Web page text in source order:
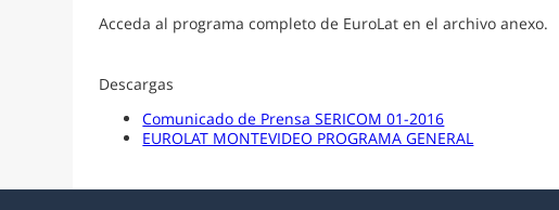
Acceda al programa completo de EuroLat en el archivo anexo.
Descargas
Comunicado de Prensa SERICOM 01-2016
EUROLAT MONTEVIDEO PROGRAMA GENERAL